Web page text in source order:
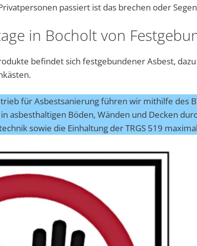
passiert ist das brechen oder
in Bocholt von
befindet sich festgebundener Asbest,
für Asbestsanierung führen wir mithilfe des
in asbesthaltigen Böden, Wänden und Decken
sowie die Einhaltung der TRGS 519